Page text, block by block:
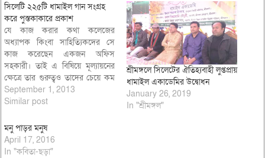
সিলেটি ২২৫টি ধামাইল গান সংগ্রহ
করে পুস্তকাকারে প্রকাশ
যে কাজ করার কথা কলেজের
অধ্যাপক কিংবা সাহিত্যিকদের সে
কাজ করেছেন একজন অফিস
সহকারী। তাই এ বিষিয়ে মূল্যায়নের
ক্ষেত্রে তার গুরুত্বও তাদের চেয়ে কম
নয়। গ্রামে গ্রামে ঘুরে সিলেটি ২২৫টি
ধামাইল গান সংগ্রহ করে পুস্তকাকারে
উপাধক্ষ্য আব্দুস শহীদ কলেজের
অফিস সহকারী রামকৃষ্ণ সরকারকে
উদ্যেশ করে…
September 1, 2013
Similar post
শ্রীমঙ্গলে সিলেটের ঐতিহ্যবাহী লুপ্তপ্রায়
ধামাইল একাডেমির উদ্বোধন
January 26, 2019
In "শ্রীমঙ্গল"
মনু পাড়র মনুষ
April 17, 2016
In "কবিতা-ছড়া"